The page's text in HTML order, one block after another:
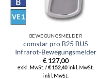
BEWEGUNGSMELDER
comstar pro B25 BUS
Infrarot-Bewegungsmelder
€127,00
exkl. MwSt. /€ 152,40inkl. MwSt.
inkl. MwSt.